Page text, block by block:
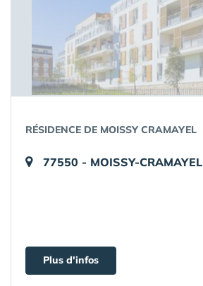
RÉSIDENCE DE MOISSY CRAMAYEL
77550 - MOISSY-CRAMAYEL
Plus d'infos